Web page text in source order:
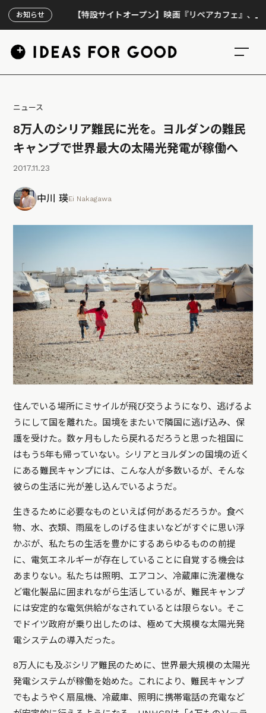
お知らせ【特設サイトオープン】映画『リペアカフェ』、上映300
ニュース
8万人のシリア難民に光を。ヨルダンの難民
キャンプで世界最大の太陽光発電が稼働へ
2017.11.23
中川 瑛Ei Nakagawa
住んでいる場所にミサイルが飛び交うようになり、逃げるよ
うにして国を離れた。国境をまたいで隣国に逃げ込み、保
護を受けた。数ヶ月もしたら戻れるだろうと思った祖国に
はもう5年も帰っていない。シリアとヨルダンの国境の近く
にある難民キャンプには、こんな人が多数いるが、そんな
彼らの生活に光が差し込んでいるようだ。
生きるために必要なものといえば何があるだろうか。食べ
物、水、衣類、雨風をしのげる住まいなどがすぐに思い浮
かぶが、私たちの生活を豊かにするあらゆるものの前提
に、電気エネルギーが存在していることに自覚する機会は
あまりない。私たちは照明、エアコン、冷蔵庫に洗濯機な
ど電化製品に囲まれながら生活しているが、難民キャンプ
には安定的な電気供給がなされているとは限らない。そこ
でドイツ政府が乗り出したのは、極めて大規模な太陽光発
電システムの導入だった。
8万人にも及ぶシリア難民のために、世界最大規模の太陽光
発電システムが稼働を始めた。これにより、難民キャンプ
でもようやく扇風機、冷蔵庫、照明に携帯電話の充電など